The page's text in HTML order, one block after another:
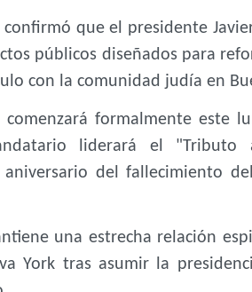
confirmó que el presidente
públicos diseñados para
con la comunidad judía en
comenzará formalmente este
liderará el "Tributo
aniversario del fallecimiento
una estrecha relación
York tras asumir la